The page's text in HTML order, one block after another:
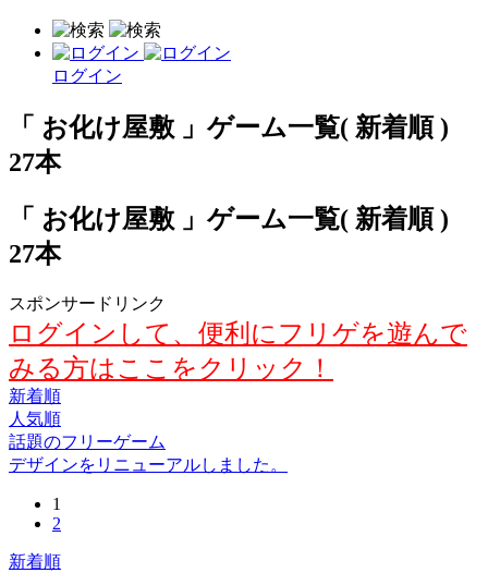
ログイン
「 お化け屋敷 」ゲーム一覧( 新着順 )
27本
「 お化け屋敷 」ゲーム一覧( 新着順 )
27本
スポンサードリンク
ログインして、便利にフリゲを遊んで
みる方はここをクリック！
新着順
人気順
話題のフリーゲーム
デザインをリニューアルしました。
1
2
新着順